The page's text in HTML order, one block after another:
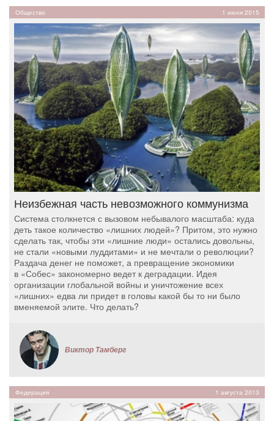
Общество 1 июня 2015
Неизбежная часть невозможного коммунизма
Система столкнется с вызовом небывалого масштаба: куда
деть такое количество «лишних людей»? Притом, это нужно
сделать так, чтобы эти «лишние люди» остались довольны,
не стали «новыми луддитами» и не мечтали о революции?
Раздача денег не поможет, а превращение экономики
в «Собес» закономерно ведет к деградации. Идея
организации глобальной войны и уничтожение всех
«лишних» едва ли придет в головы какой бы то ни было
вменяемой элите. Что делать?
Виктор Тамберг
Федерация 1 августа 2013